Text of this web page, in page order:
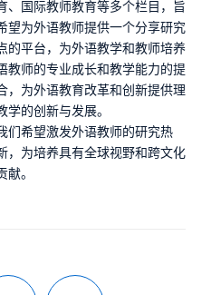
、国际教师教育等多个栏目，旨
望为外语教师提供一个分享研究
的平台，为外语教学和教师培养
教师的专业成长和教学能力的提
，为外语教育改革和创新提供理
的创新与发展。
们希望激发外语教师的研究热
，为培养具有全球视野和跨文化
。